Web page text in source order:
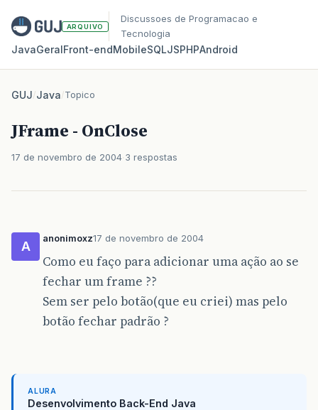
ARQUIVO
Discussoes de Programacao e
Tecnologia
JavaGeralFront‑endMobileSQLJSPHPAndroid
GUJ/Java/Topico
JFrame - OnClose
17 de novembro de 2004 3 respostas
A
anonimoxz17 de novembro de 2004
Como eu faço para adicionar uma ação ao se
fechar um frame ??
Sem ser pelo botão(que eu criei) mas pelo
botão fechar padrão ?
ALURA
Desenvolvimento Back-End Java